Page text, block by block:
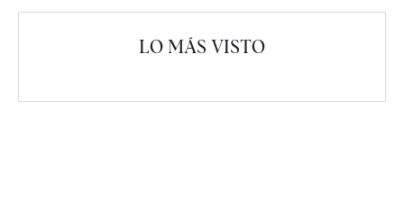
LO MÁS VISTO